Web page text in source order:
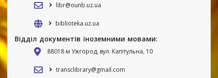
libr@ounb.uz.ua
biblioteka.uz.ua
Відділ документів іноземними мовами:
88018 м Ужгород, вул. Капітульна, 10
transclibrary@gmail.com